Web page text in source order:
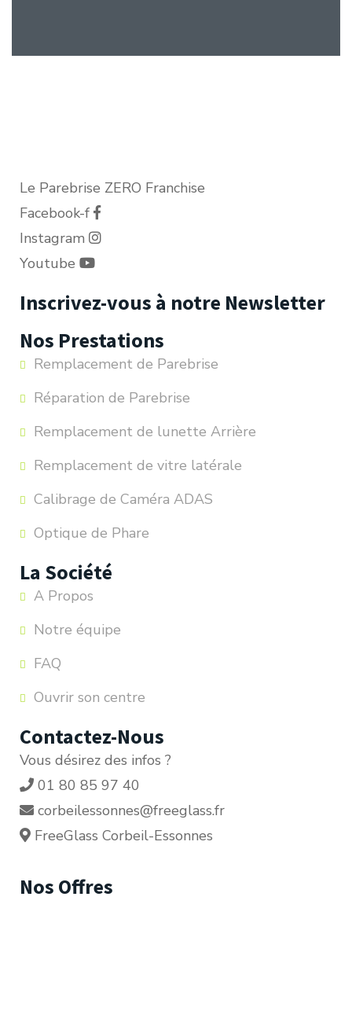
Le Parebrise ZERO Franchise
Facebook-f
Instagram
Youtube
Inscrivez-vous à notre Newsletter
Nos Prestations
Remplacement de Parebrise
Réparation de Parebrise
Remplacement de lunette Arrière
Remplacement de vitre latérale
Calibrage de Caméra ADAS
Optique de Phare
La Société
A Propos
Notre équipe
FAQ
Ouvrir son centre
Contactez-Nous
Vous désirez des infos ?
01 80 85 97 40
corbeilessonnes@freeglass.fr
FreeGlass Corbeil-Essonnes
Nos Offres